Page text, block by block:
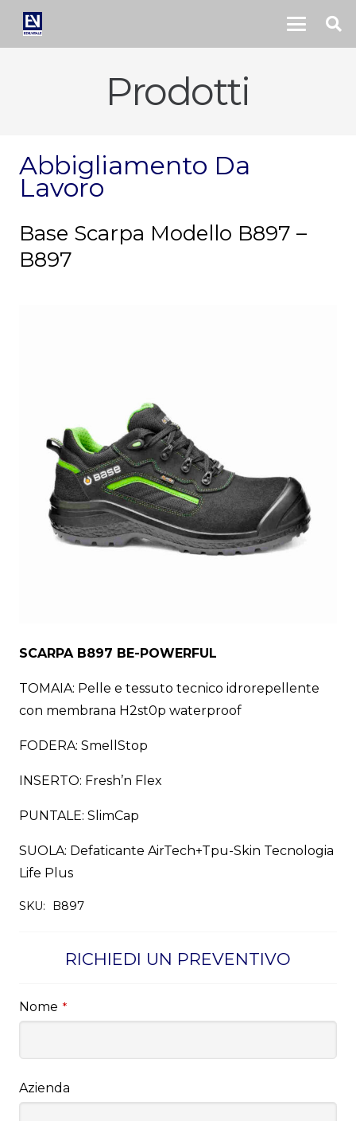
Prodotti
Abbigliamento Da
Lavoro
Base Scarpa Modello B897 –
B897
SCARPA B897 BE-POWERFUL
TOMAIA: Pelle e tessuto tecnico idrorepellente
con membrana H2st0p waterproof
FODERA: SmellStop
INSERTO: Fresh’n Flex
PUNTALE: SlimCap
SUOLA: Defaticante AirTech+Tpu-Skin Tecnologia
Life Plus
SKU: B897
RICHIEDI UN PREVENTIVO
Nome *
Azienda